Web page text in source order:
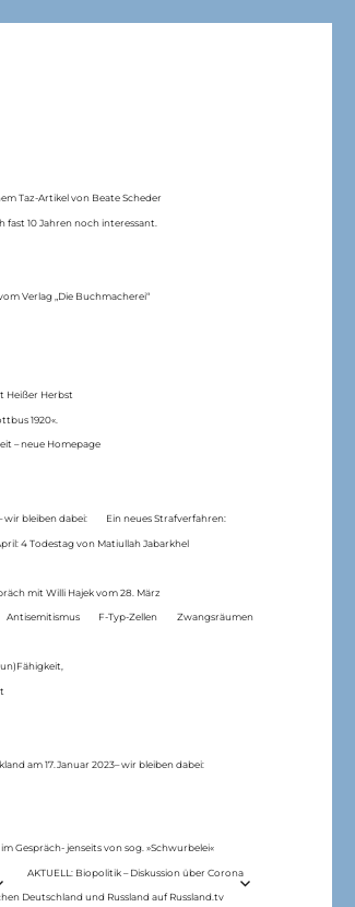
Taz-Artikel von Beate Scheder
fast 10 Jahren noch interessant.
Verlag „Die Buchmacherei“
Heißer Herbst
1920«.
– neue Homepage
wir bleiben dabei: Ein neues Strafverfahren:
4 Todestag von Matiul­lah Jabarkhel
mit Willi Hajek vom 28. März
Antisemitismus F-Typ-Zellen Zwangsräumen
am 17.Januar 2023– wir bleiben dabei:
Gespräch- jenseits von sog. »Schwurbelei«
AKTUELL: Biopolitik – Diskussion über Corona
Deutschland und Russland auf Russland.tv